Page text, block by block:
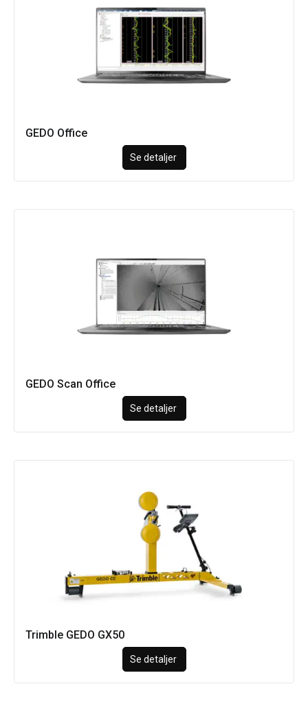
GEDO Office
Se detaljer
GEDO Scan Office
Se detaljer
Trimble GEDO GX50
Se detaljer